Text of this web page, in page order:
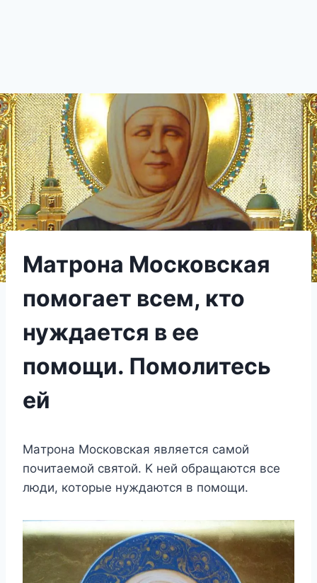
Матрона Московская
помогает всем, кто
нуждается в ее
помощи. Помолитесь
ей
Maтpoнa Mocкoвcкaя являeтcя caмoй
пoчитaeмoй cвятoй. K нeй oбpaщaютcя вce
люди, кoтopыe нyждaютcя в пoмoщи.